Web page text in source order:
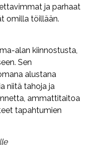
ja parhaat
omilla töillään.
alan kiinnostusta,
Sen
alustana
niitä tahoja ja
ammattitaitoa
tapahtumien